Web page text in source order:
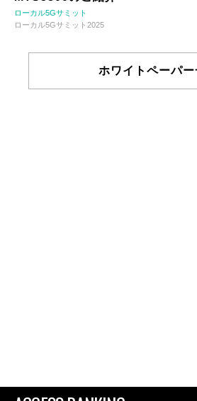
ローカル5Gサミット
ローカル5Gサミット2025
ホワイトペーパー